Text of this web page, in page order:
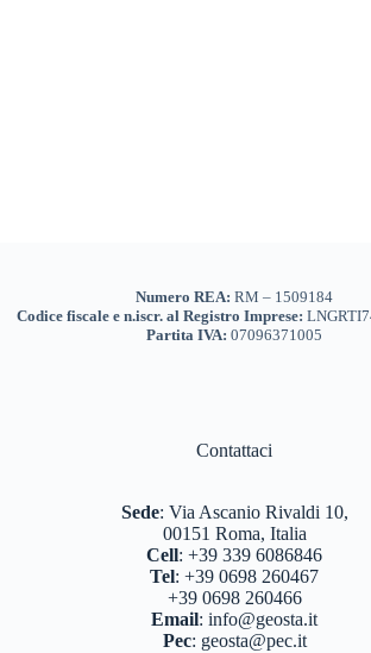
Numero REA:RM – 1509184
Codice fiscale e n.iscr. al Registro Imprese:
Partita IVA: 07096371005
Contattaci
Sede: Via Ascanio Rivaldi 10,
00151 Roma, Italia
Cell:+39 339 6086846
Tel:+39 0698 260467
+39 0698 260466
Email:info@geosta.it
Pec: geosta@pec.it